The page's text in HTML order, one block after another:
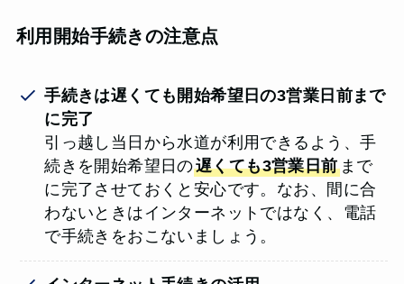
利用開始手続きの注意点
手続きは遅くても開始希望日の3営業日前まで
に完了
引っ越し当日から水道が利用できるよう、手
続きを開始希望日の遅くても3営業日前まで
に完了させておくと安心です。なお、間に合
わないときはインターネットではなく、電話
で手続きをおこないましょう。